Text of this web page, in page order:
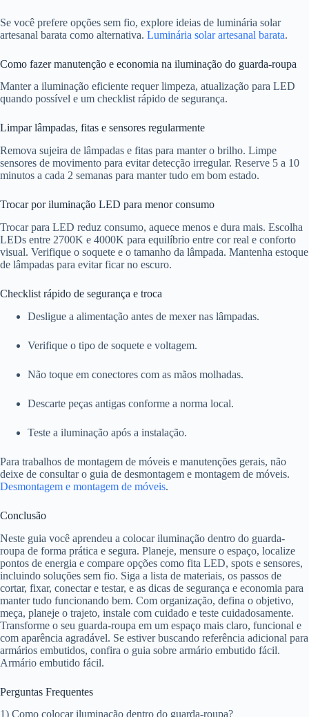
Se você prefere opções sem fio, explore ideias de luminária solar
artesanal barata como alternativa. Luminária solar artesanal barata.
Como fazer manutenção e economia na iluminação do guarda-roupa
Manter a iluminação eficiente requer limpeza, atualização para LED
quando possível e um checklist rápido de segurança.
Limpar lâmpadas, fitas e sensores regularmente
Remova sujeira de lâmpadas e fitas para manter o brilho. Limpe
sensores de movimento para evitar detecção irregular. Reserve 5 a 10
minutos a cada 2 semanas para manter tudo em bom estado.
Trocar por iluminação LED para menor consumo
Trocar para LED reduz consumo, aquece menos e dura mais. Escolha
LEDs entre 2700K e 4000K para equilíbrio entre cor real e conforto
visual. Verifique o soquete e o tamanho da lâmpada. Mantenha estoque
de lâmpadas para evitar ficar no escuro.
Checklist rápido de segurança e troca
Desligue a alimentação antes de mexer nas lâmpadas.
Verifique o tipo de soquete e voltagem.
Não toque em conectores com as mãos molhadas.
Descarte peças antigas conforme a norma local.
Teste a iluminação após a instalação.
Para trabalhos de montagem de móveis e manutenções gerais, não
deixe de consultar o guia de desmontagem e montagem de móveis.
Desmontagem e montagem de móveis.
Conclusão
Neste guia você aprendeu a colocar iluminação dentro do guarda-
roupa de forma prática e segura. Planeje, mensure o espaço, localize
pontos de energia e compare opções como fita LED, spots e sensores,
incluindo soluções sem fio. Siga a lista de materiais, os passos de
cortar, fixar, conectar e testar, e as dicas de segurança e economia para
manter tudo funcionando bem. Com organização, defina o objetivo,
meça, planeje o trajeto, instale com cuidado e teste cuidadosamente.
Transforme o seu guarda-roupa em um espaço mais claro, funcional e
com aparência agradável. Se estiver buscando referência adicional para
armários embutidos, confira o guia sobre armário embutido fácil.
Armário embutido fácil.
Perguntas Frequentes
1) Como colocar iluminação dentro do guarda-roupa?